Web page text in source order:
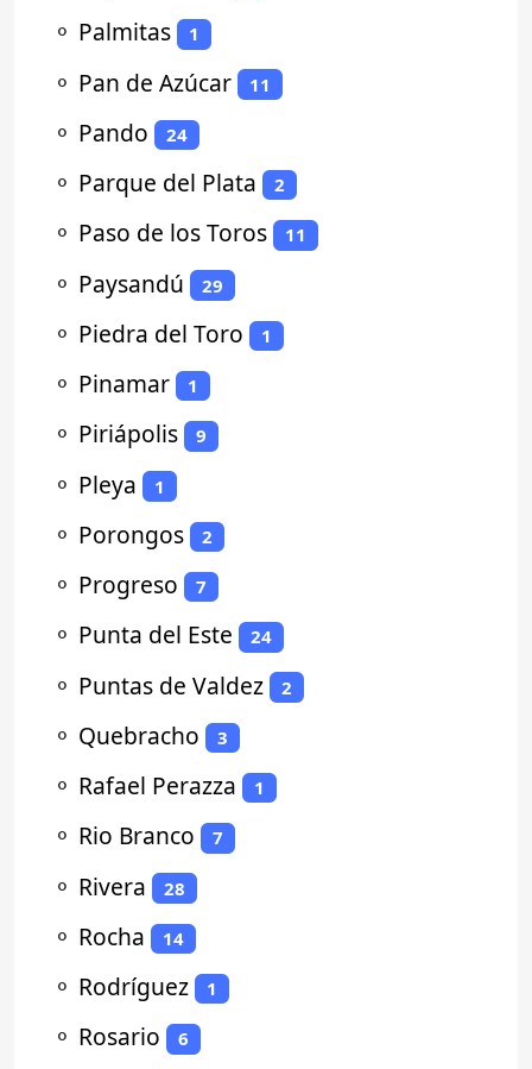
⚬ Palmitas 1
⚬ Pan de Azúcar 11
⚬ Pando 24
⚬ Parque del Plata 2
⚬ Paso de los Toros 11
⚬ Paysandú 29
⚬ Piedra del Toro 1
⚬ Pinamar 1
⚬ Piriápolis 9
⚬ Pleya 1
⚬ Porongos 2
⚬ Progreso 7
⚬ Punta del Este 24
⚬ Puntas de Valdez 2
⚬ Quebracho 3
⚬ Rafael Perazza 1
⚬ Rio Branco 7
⚬ Rivera 28
⚬ Rocha 14
⚬ Rodríguez 1
⚬ Rosario 6